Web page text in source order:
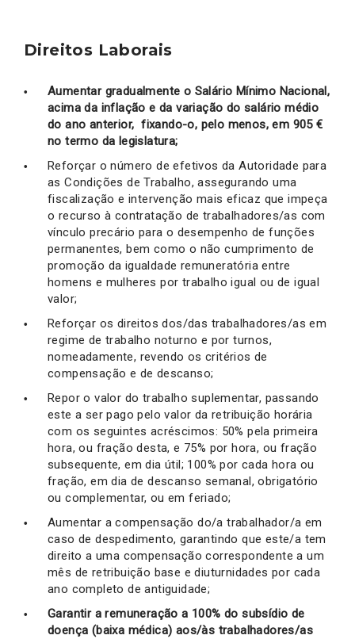
Direitos Laborais
Aumentar gradualmente o Salário Mínimo Nacional,
acima da inflação e da variação do salário médio
do ano anterior, fixando-o, pelo menos, em 905 €
no termo da legislatura;
Reforçar o número de efetivos da Autoridade para
as Condições de Trabalho, assegurando uma
fiscalização e intervenção mais eficaz que impeça
o recurso à contratação de trabalhadores/as com
vínculo precário para o desempenho de funções
permanentes, bem como o não cumprimento de
promoção da igualdade remuneratória entre
homens e mulheres por trabalho igual ou de igual
valor;
Reforçar os direitos dos/das trabalhadores/as em
regime de trabalho noturno e por turnos,
nomeadamente, revendo os critérios de
compensação e de descanso;
Repor o valor do trabalho suplementar, passando
este a ser pago pelo valor da retribuição horária
com os seguintes acréscimos: 50% pela primeira
hora, ou fração desta, e 75% por hora, ou fração
subsequente, em dia útil; 100% por cada hora ou
fração, em dia de descanso semanal, obrigatório
ou complementar, ou em feriado;
Aumentar a compensação do/a trabalhador/a em
caso de despedimento, garantindo que este/a tem
direito a uma compensação correspondente a um
mês de retribuição base e diuturnidades por cada
ano completo de antiguidade;
Garantir a remuneração a 100% do subsídio de
doença (baixa médica) aos/às trabalhadores/as